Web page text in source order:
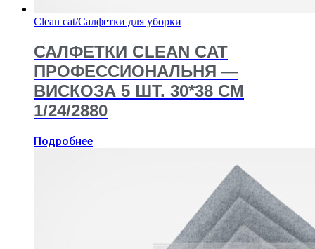
Clean cat/Салфетки для уборки
САЛФЕТКИ CLEAN CAT
ПРОФЕССИОНАЛЬНЯ —
ВИСКОЗА 5 ШТ. 30*38 СМ
1/24/2880
Подробнее